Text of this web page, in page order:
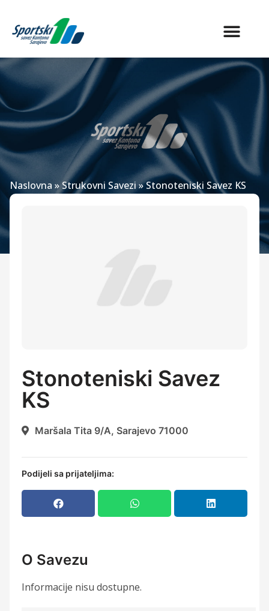
Naslovna » Strukovni Savezi»Stonoteniski Savez KS
Stonoteniski Savez
KS
Maršala Tita 9/A, Sarajevo 71000
Podijeli sa prijateljima:
O Savezu
Informacije nisu dostupne.